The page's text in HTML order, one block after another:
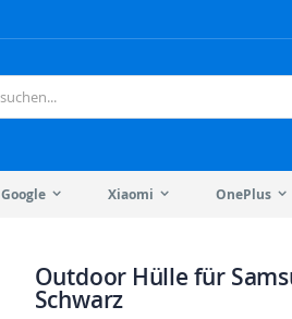
Google Xiaomi OnePlus
Outdoor Hülle für
Schwarz